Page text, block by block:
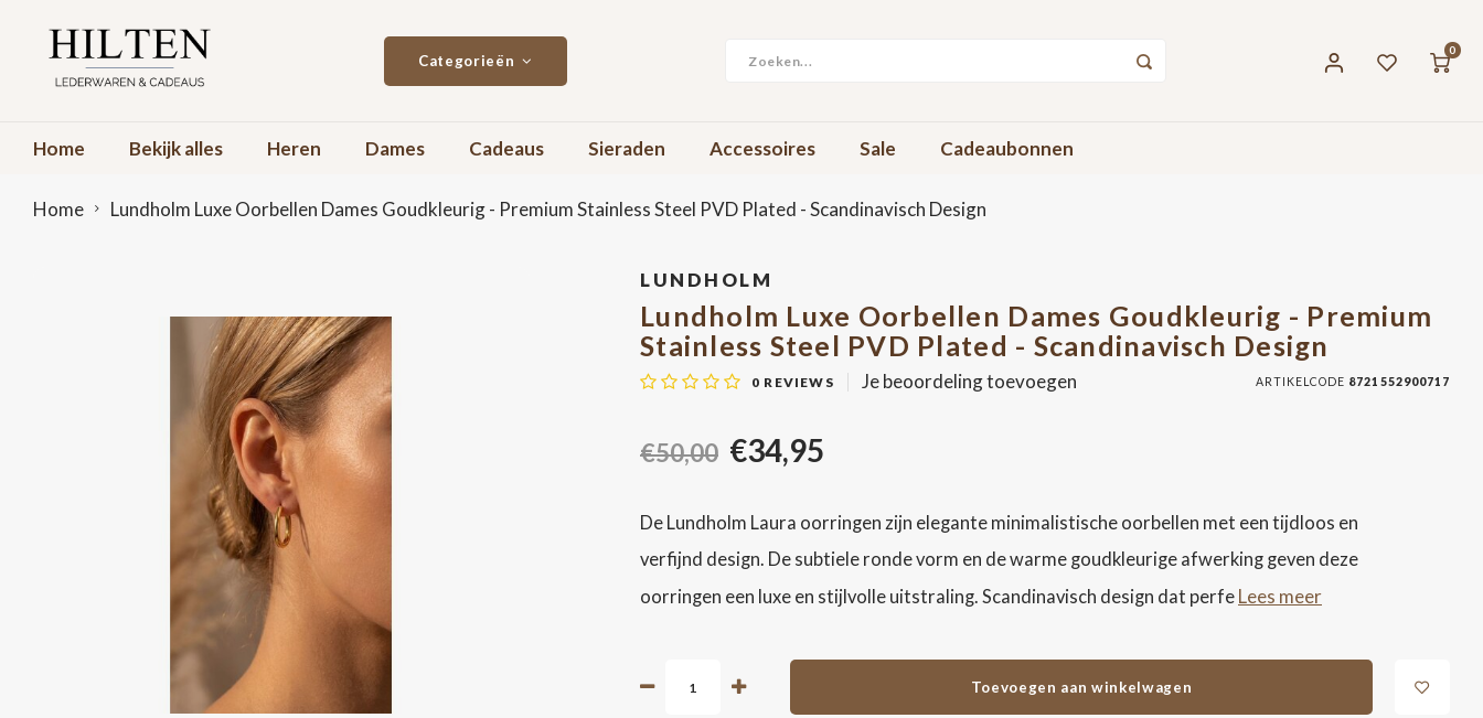
Categorieën
0
Home Bekijk alles Heren Dames Cadeaus Sieraden Accessoires Sale Cadeaubonnen
Home Lundholm Luxe Oorbellen Dames Goudkleurig - Premium Stainless Steel PVD Plated - Scandinavisch Design
LUNDHOLM
Lundholm Luxe Oorbellen Dames Goudkleurig - Premium
Stainless Steel PVD Plated - Scandinavisch Design
0 REVIEWS Je beoordeling toevoegen ARTIKELCODE 8721552900717
€50,00 €34,95
De Lundholm Laura oorringen zijn elegante minimalistische oorbellen met een tijdloos en
verfijnd design. De subtiele ronde vorm en de warme goudkleurige afwerking geven deze
oorringen een luxe en stijlvolle uitstraling. Scandinavisch design dat perfe Lees meer
Toevoegen aan winkelwagen